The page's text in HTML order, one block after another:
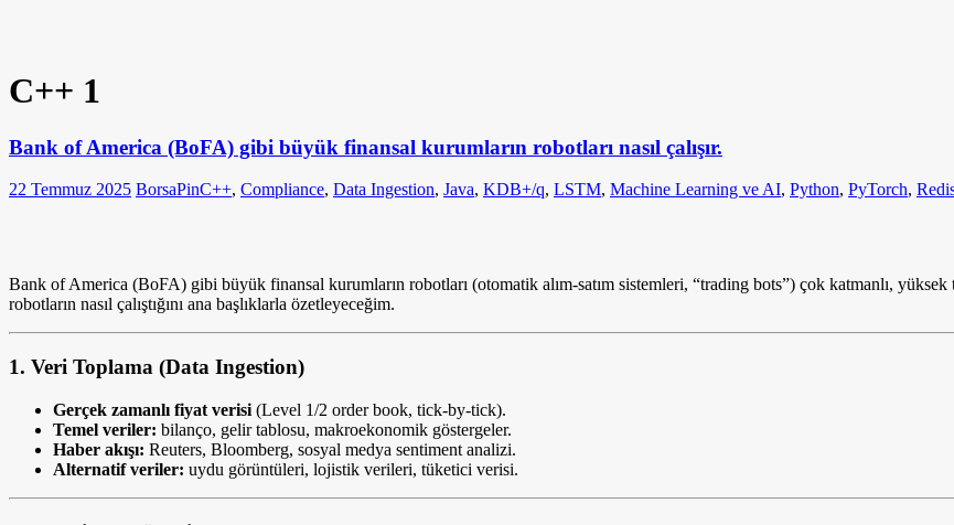
C++ 1
Bank of America (BoFA) gibi büyük finansal kurumların robotları nasıl çalışır.
22 Temmuz 2025 BorsaPinC++, Compliance, Data Ingestion, Java, KDB+/q, LSTM, Machine Learning ve AI, Python, PyTorch,
Bank of America (BoFA) gibi büyük finansal kurumların robotları (otomatik alım-satım sistemleri, “trading bots”) çok katmanlı, yüksek
robotların nasıl çalıştığını ana başlıklarla özetleyeceğim.
1. Veri Toplama (Data Ingestion)
Gerçek zamanlı fiyat verisi (Level 1/2 order book, tick-by-tick).
Temel veriler: bilanço, gelir tablosu, makroekonomik göstergeler.
Haber akışı: Reuters, Bloomberg, sosyal medya sentiment analizi.
Alternatif veriler: uydu görüntüleri, lojistik verileri, tüketici verisi.